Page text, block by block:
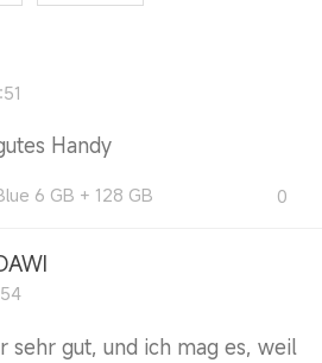
Handy
6 GB + 128 GB 0
sehr gut, und ich mag es, weil